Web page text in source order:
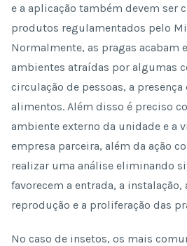
e a aplicação também devem ser
produtos regulamentados pelo
Normalmente, as pragas acabam
ambientes atraídas por algumas
circulação de pessoas, a presença
alimentos. Além disso é preciso
ambiente externo da unidade e a
empresa parceira, além da ação
realizar uma análise eliminando
favorecem a entrada, a instalação,
reprodução e a proliferação das
No caso de insetos, os mais